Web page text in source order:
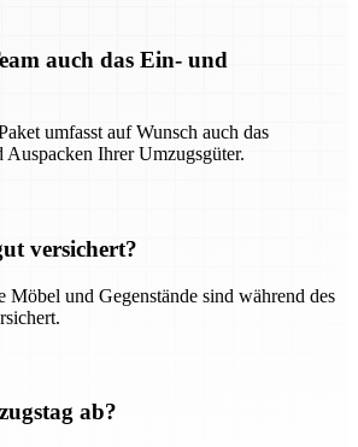
auch das Ein- und
umfasst auf Wunsch auch das
Ihrer Umzugsgüter.
versichert?
Möbel und Gegenstände sind während des
ab?